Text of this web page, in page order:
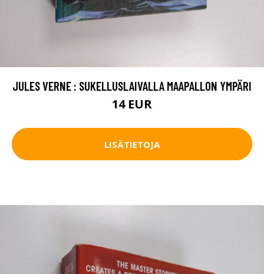
JULES VERNE : SUKELLUSLAIVALLA MAAPALLON YMPÄRI
14 EUR
LISÄTIETOJA